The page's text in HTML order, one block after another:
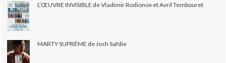
L’ŒUVRE INVISIBLE de Vladimir Rodionov et Avril Tembouret
MARTY SUPRÊME de Josh Safdie